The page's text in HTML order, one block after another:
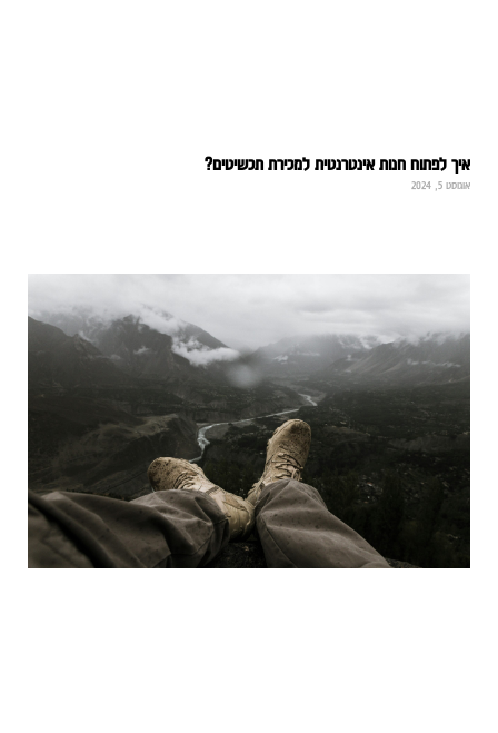
לפתוח חנות אינטרנטית למכירת תכשיטים?